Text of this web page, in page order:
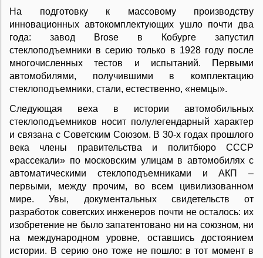
На подготовку к массовому производству
инновационных автокомплектующих ушло почти два
года: завод Brose в Кобурге запустил
стеклоподъемники в серию только в 1928 году после
многочисленных тестов и испытаний. Первыми
автомобилями, получившими в комплектацию
стеклоподъемники, стали, естественно, «немцы».
Следующая веха в истории автомобильных
стеклоподъемников носит полулегендарный характер
и связана с Советским Союзом. В 30-х годах прошлого
века члены правительства и политбюро СССР
«рассекали» по московским улицам в автомобилях с
автоматическими стеклоподъемниками и АКП –
первыми, между прочим, во всем цивилизованном
мире. Увы, документальных свидетельств от
разработок советских инженеров почти не осталось: их
изобретение не было запатентовано ни на союзном, ни
на международном уровне, оставшись достоянием
истории. В серию оно тоже не пошло: в тот момент в